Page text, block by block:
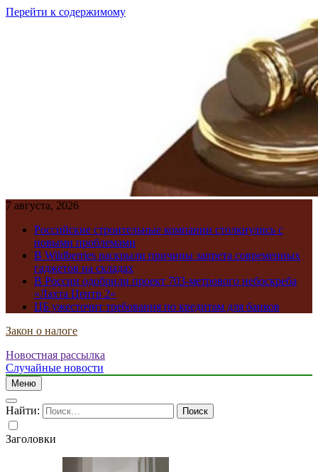
Перейти к содержимому
7 августа, 2026
Российские строительные компании столкнулись с
новыми проблемами
В Wildberries раскрыли причины запрета современных
гаджетов на складах
В России одобрили проект 703-метрового небоскреба
«Лахта Центр 2»
ЦБ ужесточит требования по кредитам для банков
Закон о налоге
Новостная рассылка
Случайные новости
Меню
Найти:
Заголовки